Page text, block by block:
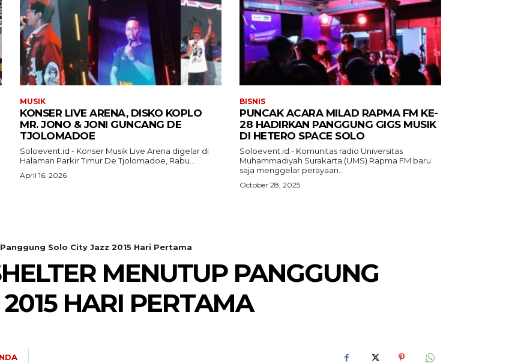
MUSIK
KONSER LIVE ARENA, DISKO KOPLO
MR. JONO & JONI GUNCANG DE
TJOLOMADOE
Soloevent.id - Konser Musik Live Arena digelar di
Halaman Parkir Timur De Tjolomadoe, Rabu...
April 16, 2026
BISNIS
PUNCAK ACARA MILAD RAPMA FM KE-
28 HADIRKAN PANGGUNG GIGS MUSIK
DI HETERO SPACE SOLO
Soloevent.id - Komunitas radio Universitas
Muhammadiyah Surakarta (UMS) Rapma FM baru
saja menggelar perayaan...
October 28, 2025